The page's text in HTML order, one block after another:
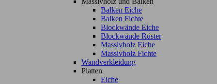
Balken Eiche
Balken Fichte
Blockwände Eiche
Blockwände Rüster
Massivholz Eiche
Massivholz Fichte
Wandverkleidung
Platten
Eiche